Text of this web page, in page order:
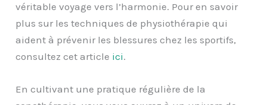
véritable voyage vers l’harmonie. Pour en savoir
plus sur les techniques de physiothérapie qui
aident à prévenir les blessures chez les sportifs,
consultez cet article ici.
En cultivant une pratique régulière de la